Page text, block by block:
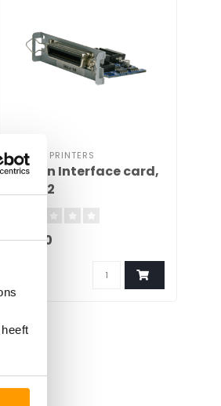
CITIZEN PRINTERS
Citizen Interface card,
RS-232
€12,00